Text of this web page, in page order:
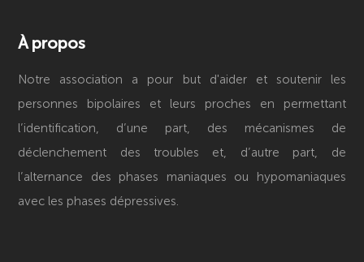
À propos
Notre association a pour but d'aider et soutenir les
personnes bipolaires et leurs proches en permettant
l’identification, d’une part, des mécanismes de
déclenchement des troubles et, d’autre part, de
l’alternance des phases maniaques ou hypomaniaques
avec les phases dépressives.